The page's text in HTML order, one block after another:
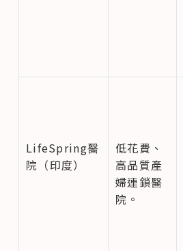
LifeSpring醫
院（印度）
低花費、
高品質產
婦連鎖醫
院。